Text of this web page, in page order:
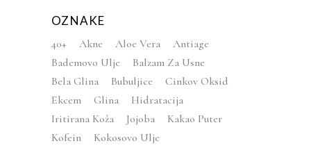
OZNAKE
40+ Akne Aloe Vera
Antiage
Bademovo Ulje
Balzam Za Usne
Bela Glina
Bubuljice
Cinkov Oksid
Ekcem
Glina
Hidratacija
Iritirana Koža
Jojoba
Kakao Puter
Kofein
Kokosovo Ulje